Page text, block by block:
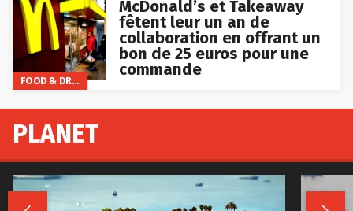
FOOD & DRINKS
McDonald’s et Takeaway
fêtent leur un an de
collaboration en offrant un
bon de 25 euros pour une
commande
PLANET